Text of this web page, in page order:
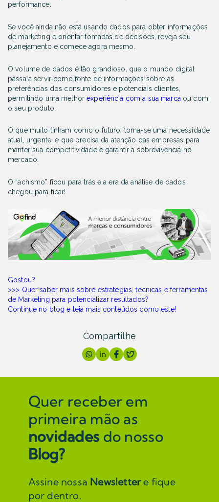
performance.
Se você ainda não está usando dados para obter informações
de marketing e orientar tomadas de decisões, reveja seu
planejamento e comece agora mesmo.
O volume de dados é tão grandioso, que o mundo digital
passa a servir como fonte de informações sobre as
preferências dos consumidores e potenciais clientes,
permitindo uma melhorexperiência com a sua marca ou com
o seu produto.
O que muito tinham como o futuro, torna-se uma necessidade
atual, urgente, e que precisa da atenção das empresas para
manter sua competitividade e garantir a sobrevivência no
mercado.
O “achismo” ficou para trás e a era da análise de dados
chegou para ficar!
Gostou?
>>> Quer saber mais sobre estratégias, técnicas e ferramentas
de Marketing para potencializar resultados?
Continue no blog e leia mais conteúdos como este!
Compartilhe
Quer receber em
primeira mão as
novidades do nosso
Blog?
Assine nossa Newslettere fique
por dentro.